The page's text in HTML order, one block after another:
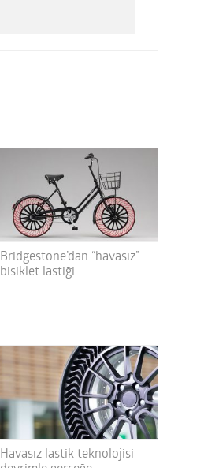
Bridgestone’dan “havasız”
bisiklet lastiği
Havasız lastik teknolojisi